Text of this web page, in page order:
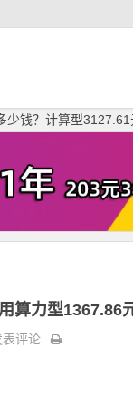
少钱？计算型
算力型1367.86
评论